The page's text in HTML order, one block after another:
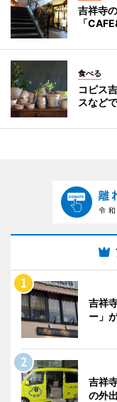
吉祥寺
「
食べる
コピス
スなど
吉祥
ー」
吉祥
の外